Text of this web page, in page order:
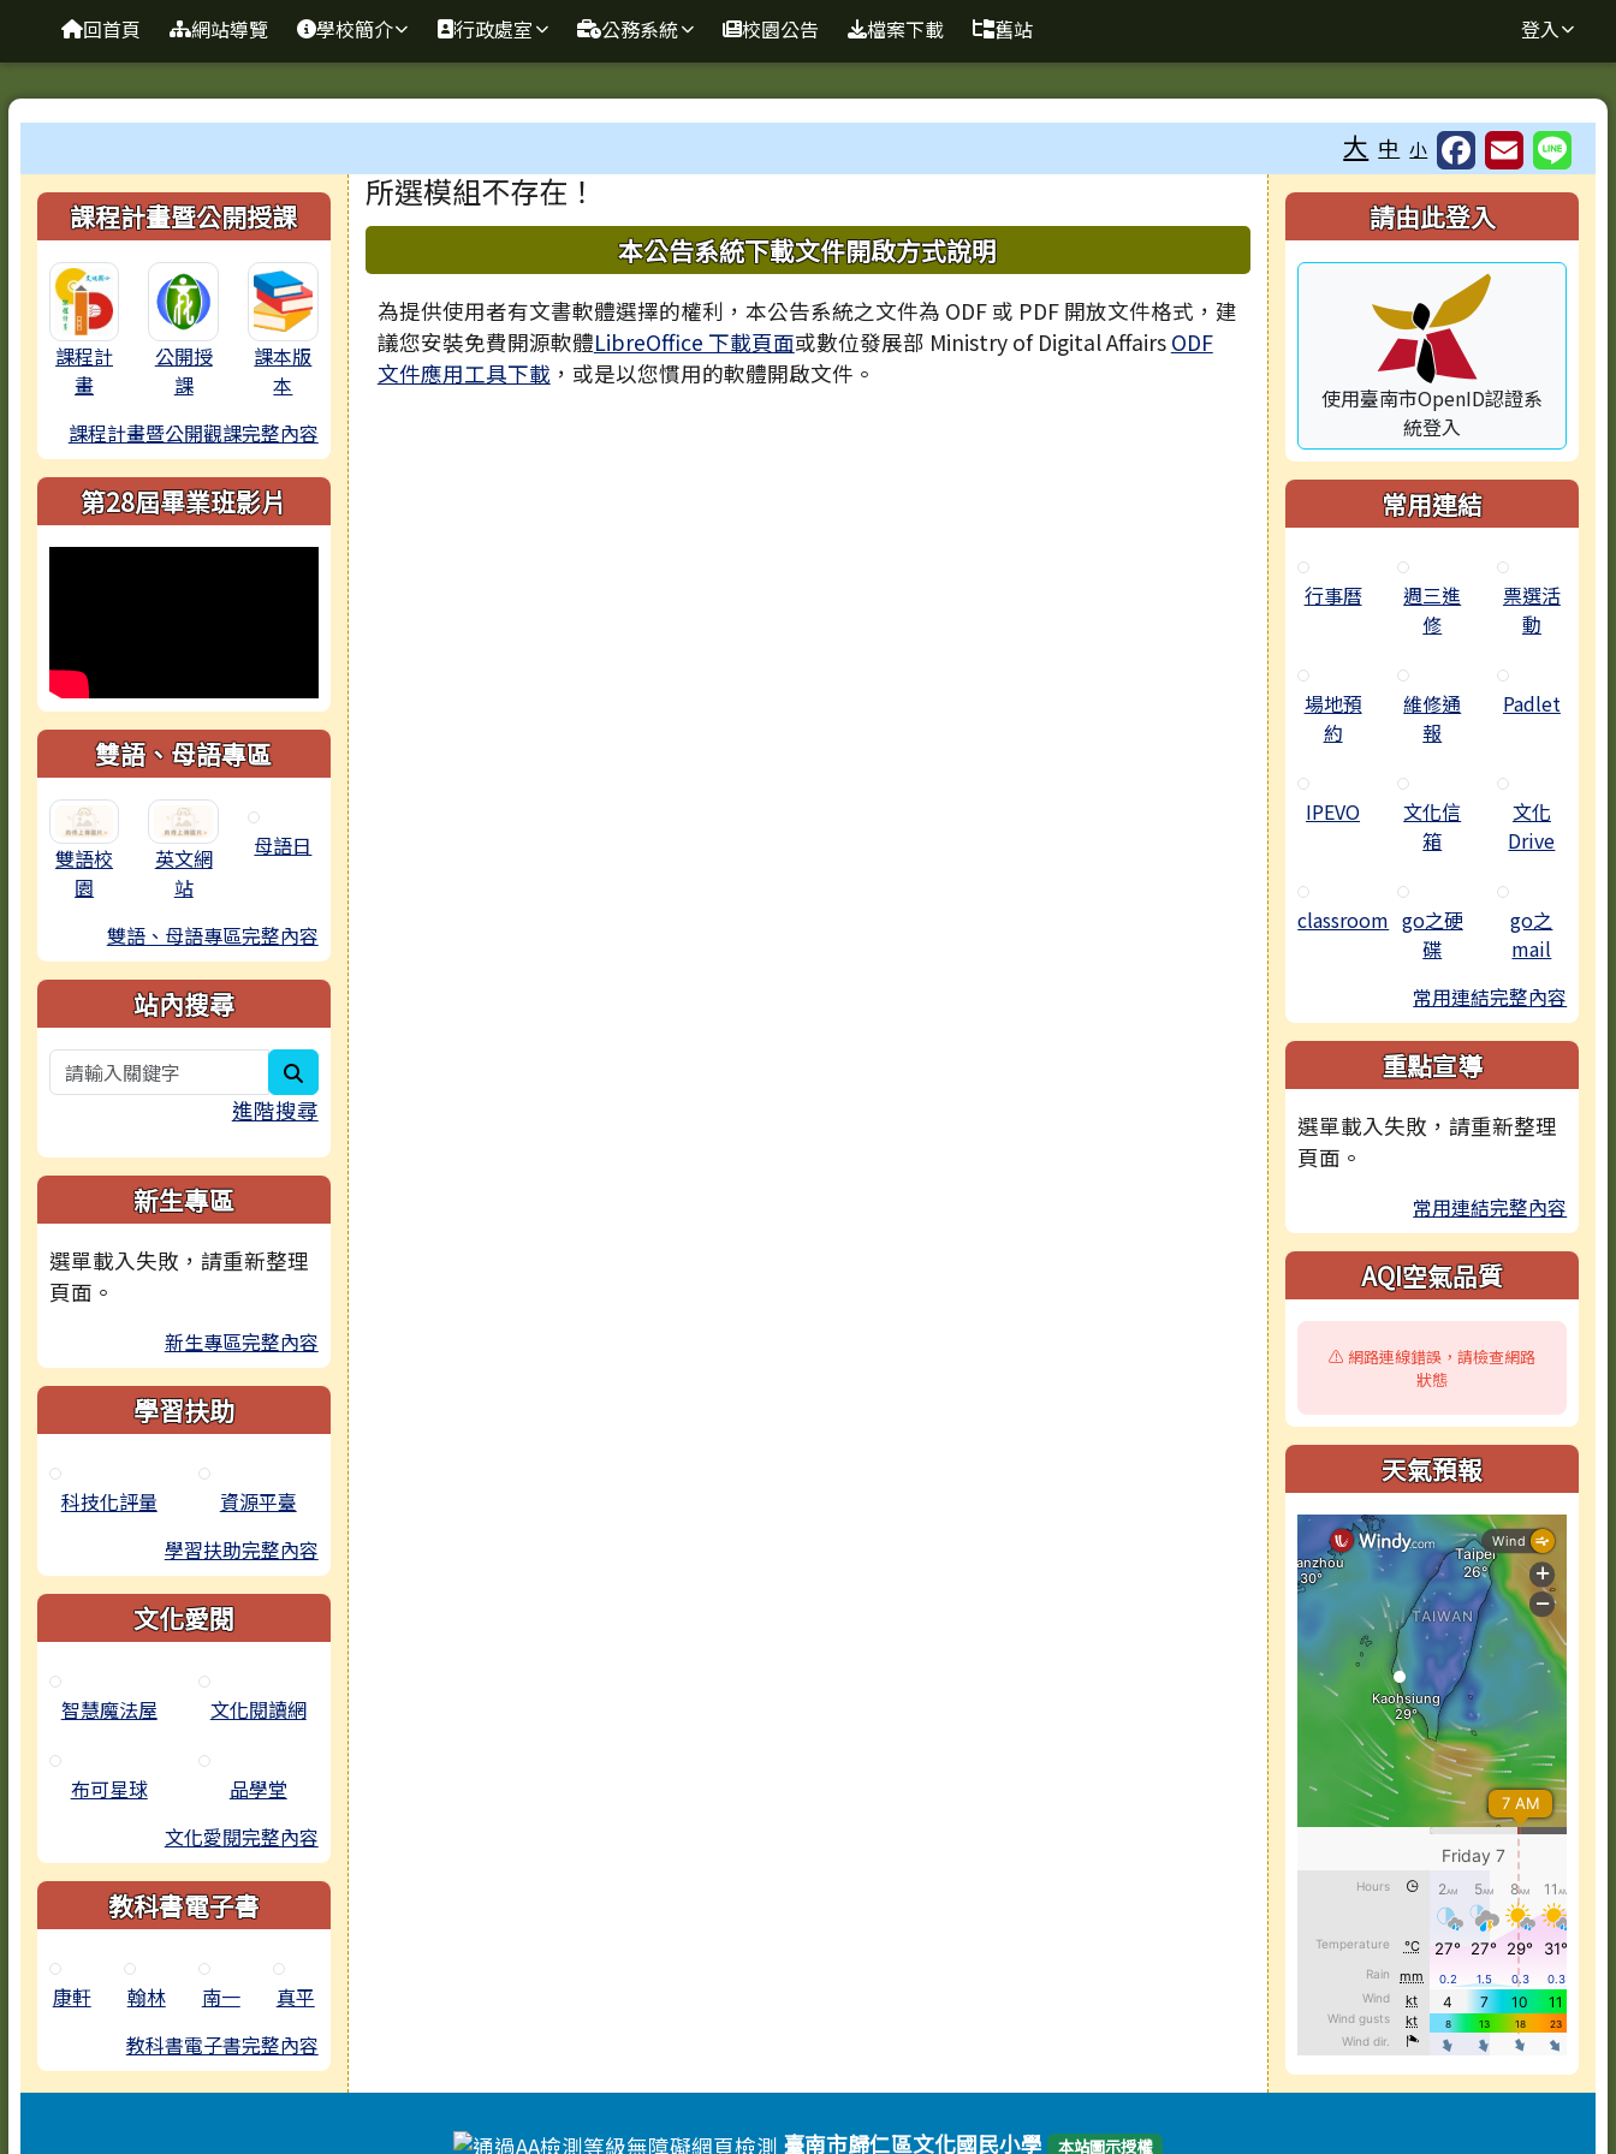
跳至主內容區
臺南市歸仁區文化國小全球資訊站
導覽列
回首頁 網站導覽 學校簡介 行政處室 公務系統 校園公告 檔案下載 舊站 登入
⏸
大 中 小
左邊區域內容
課程計畫暨公開授課
課程計
畫
公開授
課
課本版
本
課程計畫暨公開觀課完整內容
第28屆畢業班影片
雙語、母語專區
雙語校
園
英文網
站
母語日
雙語、母語專區完整內容
站內搜尋
search
進階搜尋
新生專區
選單載入失敗，請重新整理
頁面。
新生專區完整內容
學習扶助
科技化評量
資源平臺
學習扶助完整內容
文化愛閱
智慧魔法屋 文化閱讀網
布可星球
品學堂
文化愛閱完整內容
教科書電子書
康軒 翰林 南一
真平
教科書電子書完整內容
主內容區域
所選模組不存在！
下中區域內容 本公告系統下載文件開啟方式說明
為提供使用者有文書軟體選擇的權利，本公告系統之文件為 ODF 或 PDF 開放文件格式，建
議您安裝免費開源軟體LibreOffice 下載頁面或數位發展部 Ministry of Digital Affairs ODF
文件應用工具下載 ，或是以您慣用的軟體開啟文件。
右邊區域內容
請由此登入
使用臺南市OpenID認證系
統登入
常用連結
行事曆
週三進
修
票選活
動
場地預
約
維修通
報
Padlet
IPEVO
文化信
箱
文化
Drive
classroom go之硬
碟
go之
mail
常用連結完整內容
重點宣導
選單載入失敗，請重新整理
頁面。
常用連結完整內容
AQI空氣品質
⚠️ 網路連線錯誤，請檢查網路
狀態
天氣預報
頁尾區域
臺南市歸仁區文化國民小學 本站圖示授權